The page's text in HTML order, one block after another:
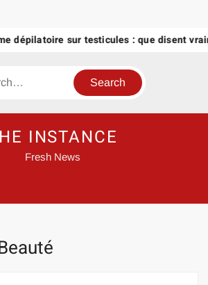
sur testicules : que disent
INSTANCE
Fresh News